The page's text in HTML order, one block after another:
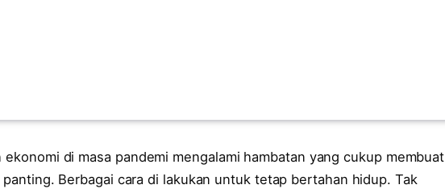
ekonomi di masa pandemi mengalami hambatan yang cukup membuat
Berbagai cara di lakukan untuk tetap bertahan hidup. Tak